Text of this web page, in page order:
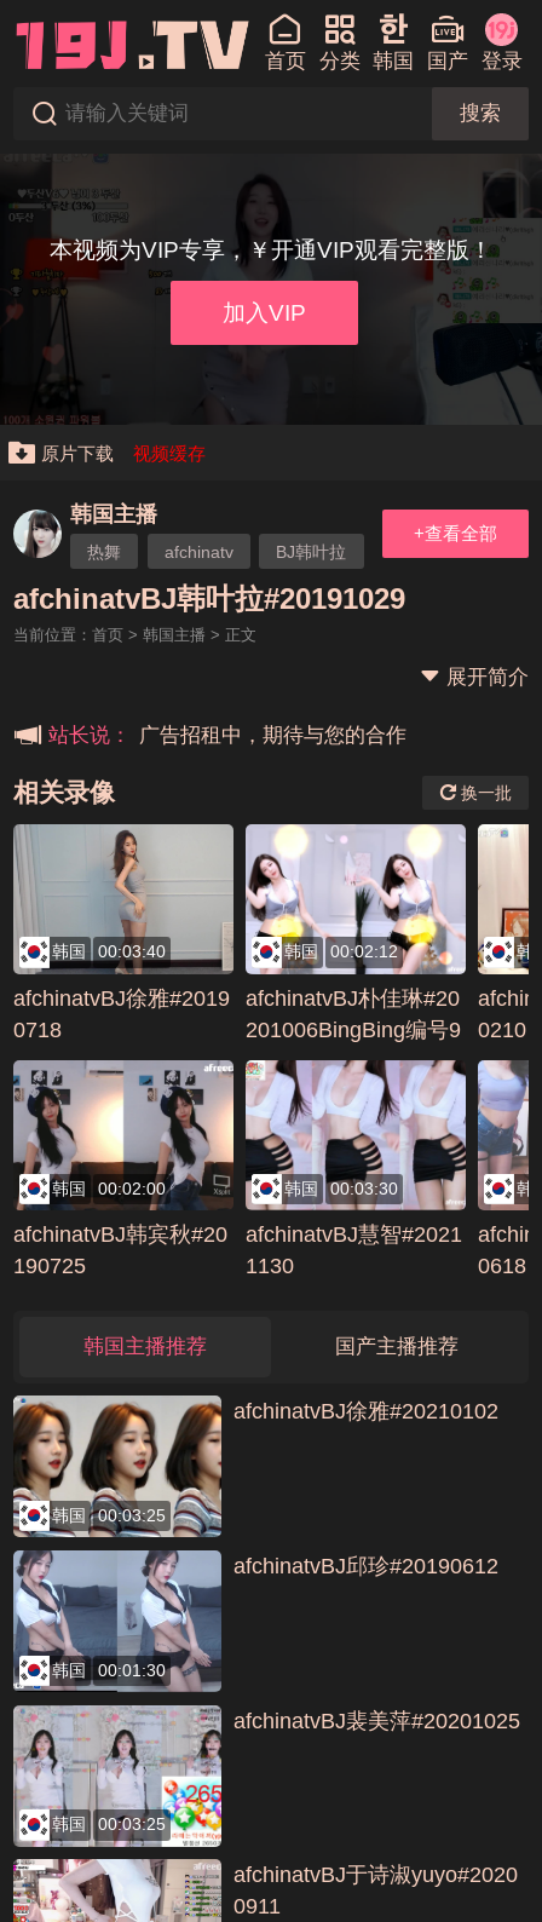
首页 分类 韩国 国产 登录
搜索
本视频为VIP专享，￥开通VIP观看完整版！
加入VIP
原片下载 视频缓存
韩国主播
热舞 afchinatv BJ韩叶拉
+查看全部
afchinatvBJ韩叶拉#20191029
当前位置： 首页> 韩国主播 > 正文
展开简介
站长说：
本站大事件(19j网站发展历程)
广告招租中，期待与您的合作
相关录像 换一批
韩国 00:03:40
afchinatvBJ徐雅#2019
0718
韩国 00:02:12
afchinatvBJ朴佳琳#20
201006BingBing编号9
6B1A57B
韩
0210
韩国 00:02:00
afchinatvBJ韩宾秋#20
190725
韩国 00:03:30
afchinatvBJ慧智#2021
1130
韩
0618
韩国主播推荐 国产主播推荐
韩国 00:03:25
afchinatvBJ徐雅#20210102
韩国 00:01:30
afchinatvBJ邱珍#20190612
韩国 00:03:25
afchinatvBJ裴美萍#20201025
afchinatvBJ于诗淑yuyo#2020
0911